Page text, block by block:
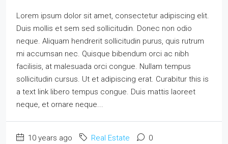
Lorem ipsum dolor sit amet, consectetur adipiscing elit.
Duis mollis et sem sed sollicitudin. Donec non odio
neque. Aliquam hendrerit sollicitudin purus, quis rutrum
mi accumsan nec. Quisque bibendum orci ac nibh
facilisis, at malesuada orci congue. Nullam tempus
sollicitudin cursus. Ut et adipiscing erat. Curabitur this is
a text link libero tempus congue. Duis mattis laoreet
neque, et ornare neque...
10 years ago Real Estate 0